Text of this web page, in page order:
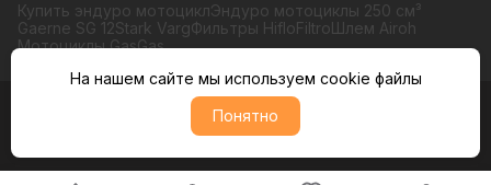
Купить эндуро мотоциклЭндуро мотоциклы 250 см³
Gaerne SG 12Stark VargФильтры HifloFiltroШлем Airoh
Мотоциклы GasGas
© Moto365, Все права защищены
Политика обратботки персональных данных
На нашем сайте мы используем cookie файлы
Понятно